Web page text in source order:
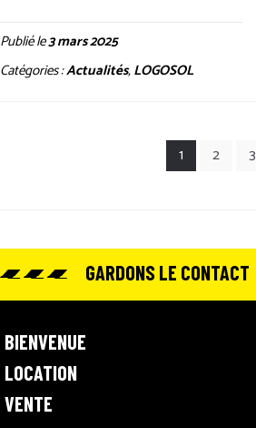
Publié le3 mars 2025
Catégories :Actualités,LOGOSOL
1 2 3
GARDONS LE CONTACT
BIENVENUE
LOCATION
VENTE